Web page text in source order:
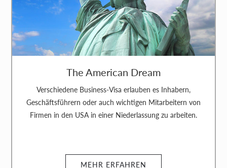
The American Dream
Verschiedene Business-Visa erlauben es Inhabern,
Geschäftsführern oder auch wichtigen Mitarbeitern von
Firmen in den USA in einer Niederlassung zu arbeiten.
MEHR ERFAHREN